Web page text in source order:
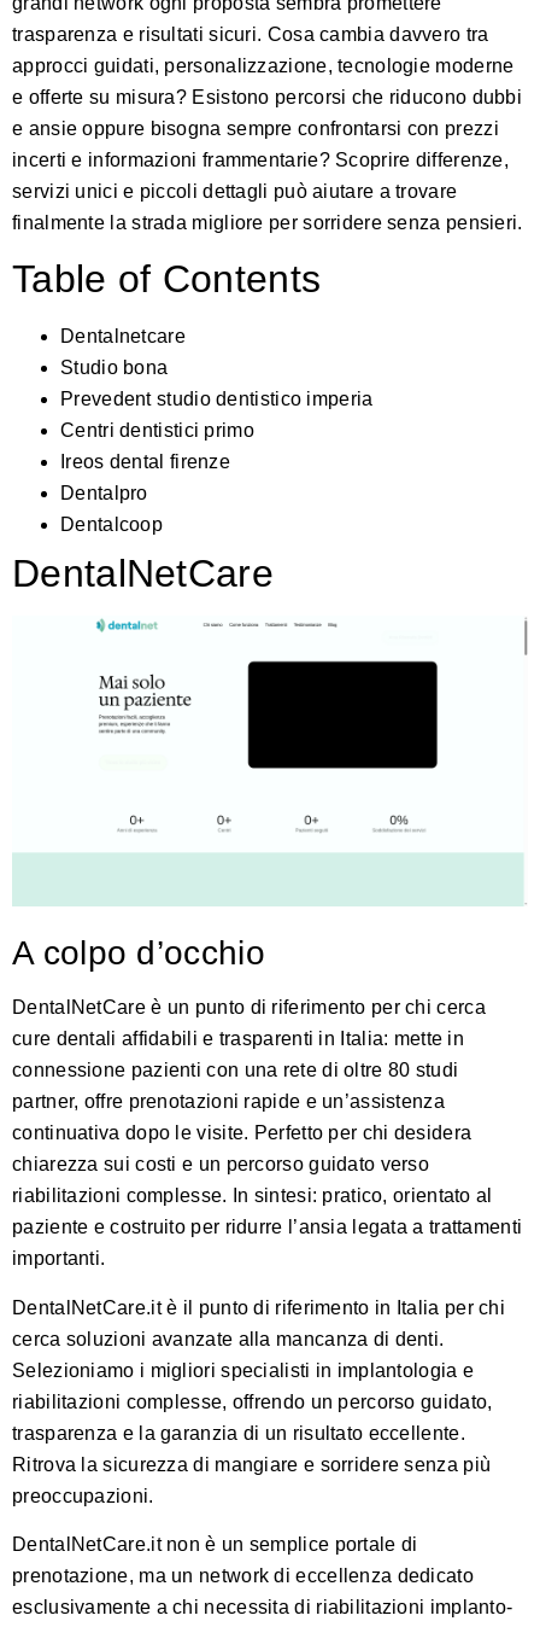
trasparenza e risultati sicuri. Cosa cambia davvero tra
approcci guidati, personalizzazione, tecnologie moderne
e offerte su misura? Esistono percorsi che riducono dubbi
e ansie oppure bisogna sempre confrontarsi con prezzi
incerti e informazioni frammentarie? Scoprire differenze,
servizi unici e piccoli dettagli può aiutare a trovare
finalmente la strada migliore per sorridere senza pensieri.
Table of Contents
Dentalnetcare
Studio bona
Prevedent studio dentistico imperia
Centri dentistici primo
Ireos dental firenze
Dentalpro
Dentalcoop
DentalNetCare
A colpo d’occhio
DentalNetCare è un punto di riferimento per chi cerca
cure dentali affidabili e trasparenti in Italia: mette in
connessione pazienti con una rete di oltre 80 studi
partner, offre prenotazioni rapide e un’assistenza
continuativa dopo le visite. Perfetto per chi desidera
chiarezza sui costi e un percorso guidato verso
riabilitazioni complesse. In sintesi: pratico, orientato al
paziente e costruito per ridurre l’ansia legata a trattamenti
importanti.
DentalNetCare.itè il punto di riferimento in Italia per chi
cerca soluzioni avanzate alla mancanza di denti.
Selezioniamo i migliori specialisti in implantologia e
riabilitazioni complesse, offrendo un percorso guidato,
trasparenza e la garanzia di un risultato eccellente.
Ritrova la sicurezza di mangiare e sorridere senza più
preoccupazioni.
DentalNetCare.itnon è un semplice portale di
prenotazione, ma un network di eccellenza dedicato
esclusivamente a chi necessita di riabilitazioni implanto-